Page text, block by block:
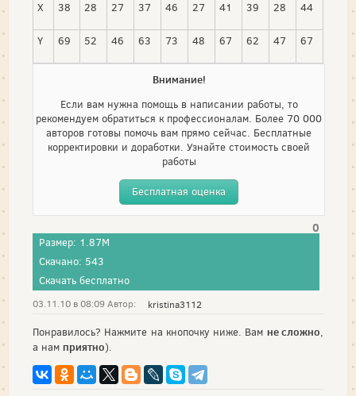
X 38 28 27 37 46 27 41 39 28 44
Y 69 52 46 63 73 48 67 62 47 67
Внимание!
Если вам нужна помощь в написании работы, то
рекомендуем обратиться к профессионалам. Более 70 000
авторов готовы помочь вам прямо сейчас. Бесплатные
корректировки и доработки. Узнайте стоимость своей
работы
Бесплатная оценка
0
Размер: 1.87M
Скачано: 543
Скачать бесплатно
03.11.10 в 08:09 Автор: kristina3112
Понравилось? Нажмите на кнопочку ниже. Вам не сложно,
а нам приятно).